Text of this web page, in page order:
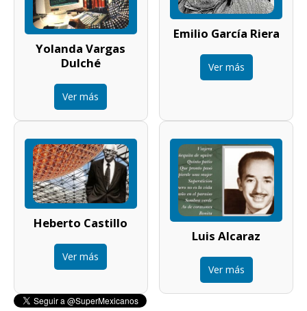
Yolanda Vargas
Dulché
Ver más
Emilio García Riera
Ver más
Heberto Castillo
Ver más
Luis Alcaraz
Ver más